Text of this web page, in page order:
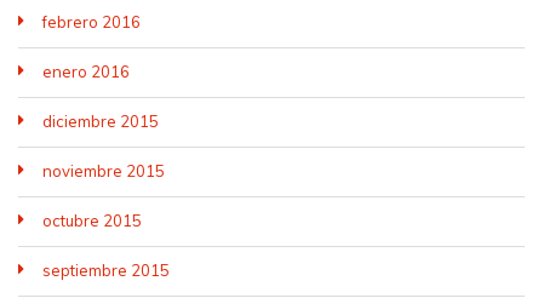
febrero 2016
enero 2016
diciembre 2015
noviembre 2015
octubre 2015
septiembre 2015